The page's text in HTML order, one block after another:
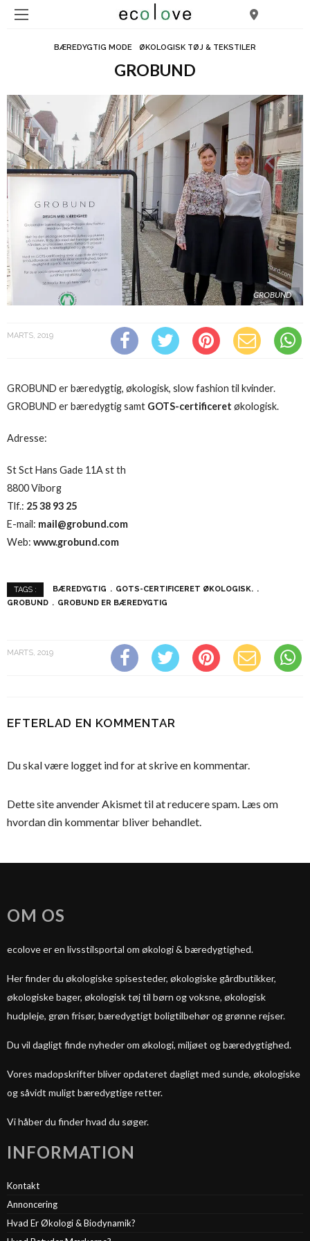
BÆREDYGTIG MODE ØKOLOGISK TØJ & TEKSTILER
GROBUND
GROBUND
MARTS, 2019
GROBUND er bæredygtig, økologisk, slow fashion til kvinder.
GROBUND er bæredygtig samt GOTS-certificeret økologisk.
Adresse:
St Sct Hans Gade 11A st th
8800 Viborg
Tlf.: 25 38 93 25
E-mail: mail@grobund.com
Web: www.grobund.com
TAGS : BÆREDYGTIG
GOTS-CERTIFICERET ØKOLOGISK.
GROBUND
GROBUND ER BÆREDYGTIG
MARTS, 2019
EFTERLAD EN KOMMENTAR
Du skal være logget indfor at skrive en kommentar.
Dette site anvender Akismet til at reducere spam. Læs om
hvordan din kommentar bliver behandlet.
OM OS
ecolove er en livsstilsportal om økologi & bæredygtighed.
Her finder du økologiske spisesteder, økologiske gårdbutikker,
økologiske bager, økologisk tøj til børn og voksne, økologisk
hudpleje, grøn frisør, bæredygtigt boligtilbehør og grønne rejser.
Du vil dagligt finde nyheder om økologi, miljøet og bæredygtighed.
Vores madopskrifter bliver opdateret dagligt med sunde, økologiske
og såvidt muligt bæredygtige retter.
Vi håber du finder hvad du søger.
INFORMATION
Kontakt
Annoncering
Hvad Er Økologi & Biodynamik?